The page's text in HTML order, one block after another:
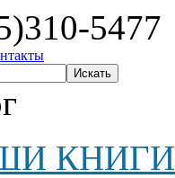
5477
КНИГИ